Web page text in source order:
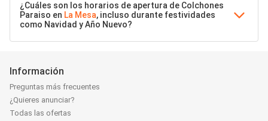
¿Cuáles son los horarios de apertura de Colchones
Paraiso en La Mesa, incluso durante festividades
como Navidad y Año Nuevo?
Información
Preguntas más frecuentes
¿Quieres anunciar?
Todas las ofertas